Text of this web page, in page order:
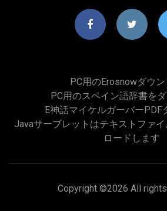
PC用のerosnowダウン
PC用のスペイン語辞書を
E神話マイケルガーバーPDF
Javaサーブレットはテキストファ
ロードします
Copyright ©2026 All